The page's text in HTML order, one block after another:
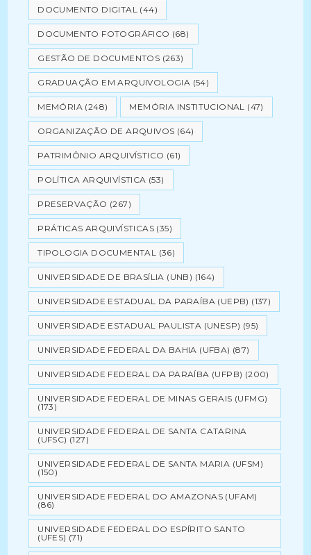
DOCUMENTO DIGITAL (44)
DOCUMENTO FOTOGRÁFICO (68)
GESTÃO DE DOCUMENTOS (263)
GRADUAÇÃO EM ARQUIVOLOGIA (54)
MEMÓRIA (248) MEMÓRIA INSTITUCIONAL (47)
ORGANIZAÇÃO DE ARQUIVOS (64)
PATRIMÔNIO ARQUIVÍSTICO (61)
POLÍTICA ARQUIVÍSTICA (53)
PRESERVAÇÃO (267)
PRÁTICAS ARQUIVÍSTICAS (35)
TIPOLOGIA DOCUMENTAL (36)
UNIVERSIDADE DE BRASÍLIA (UNB) (164)
UNIVERSIDADE ESTADUAL DA PARAÍBA (UEPB) (137)
UNIVERSIDADE ESTADUAL PAULISTA (UNESP) (95)
UNIVERSIDADE FEDERAL DA BAHIA (UFBA) (87)
UNIVERSIDADE FEDERAL DA PARAÍBA (UFPB) (200)
UNIVERSIDADE FEDERAL DE MINAS GERAIS (UFMG)
(173)
UNIVERSIDADE FEDERAL DE SANTA CATARINA
(UFSC) (127)
UNIVERSIDADE FEDERAL DE SANTA MARIA (UFSM)
(150)
UNIVERSIDADE FEDERAL DO AMAZONAS (UFAM)
(86)
UNIVERSIDADE FEDERAL DO ESPÍRITO SANTO
(UFES) (71)